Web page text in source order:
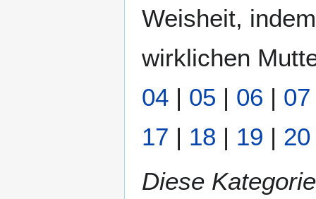
Weisheit,
wirklichen
04 | 05 | 06 | 07
17 | 18 | 19 | 20
Diese